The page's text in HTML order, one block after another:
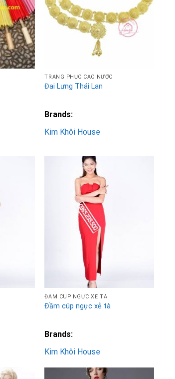
TRANG PHỤC CÁC NƯỚC
Đai Lưng Thái Lan
Brands:
Kim Khôi House
ĐẦM CÚP NGỰC XẺ TÀ
Đầm cúp ngực xẻ tà
Brands:
Kim Khôi House